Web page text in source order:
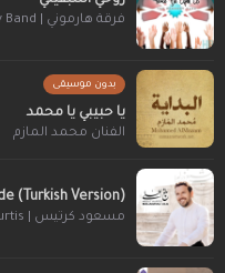
فرقة هارموني | Harmony Band
بدون موسيقى
يا حبيبي يا محمد
الفنان محمد المازم
(Turkish Version)
مسعود كرتيس | Mesut Kurtis